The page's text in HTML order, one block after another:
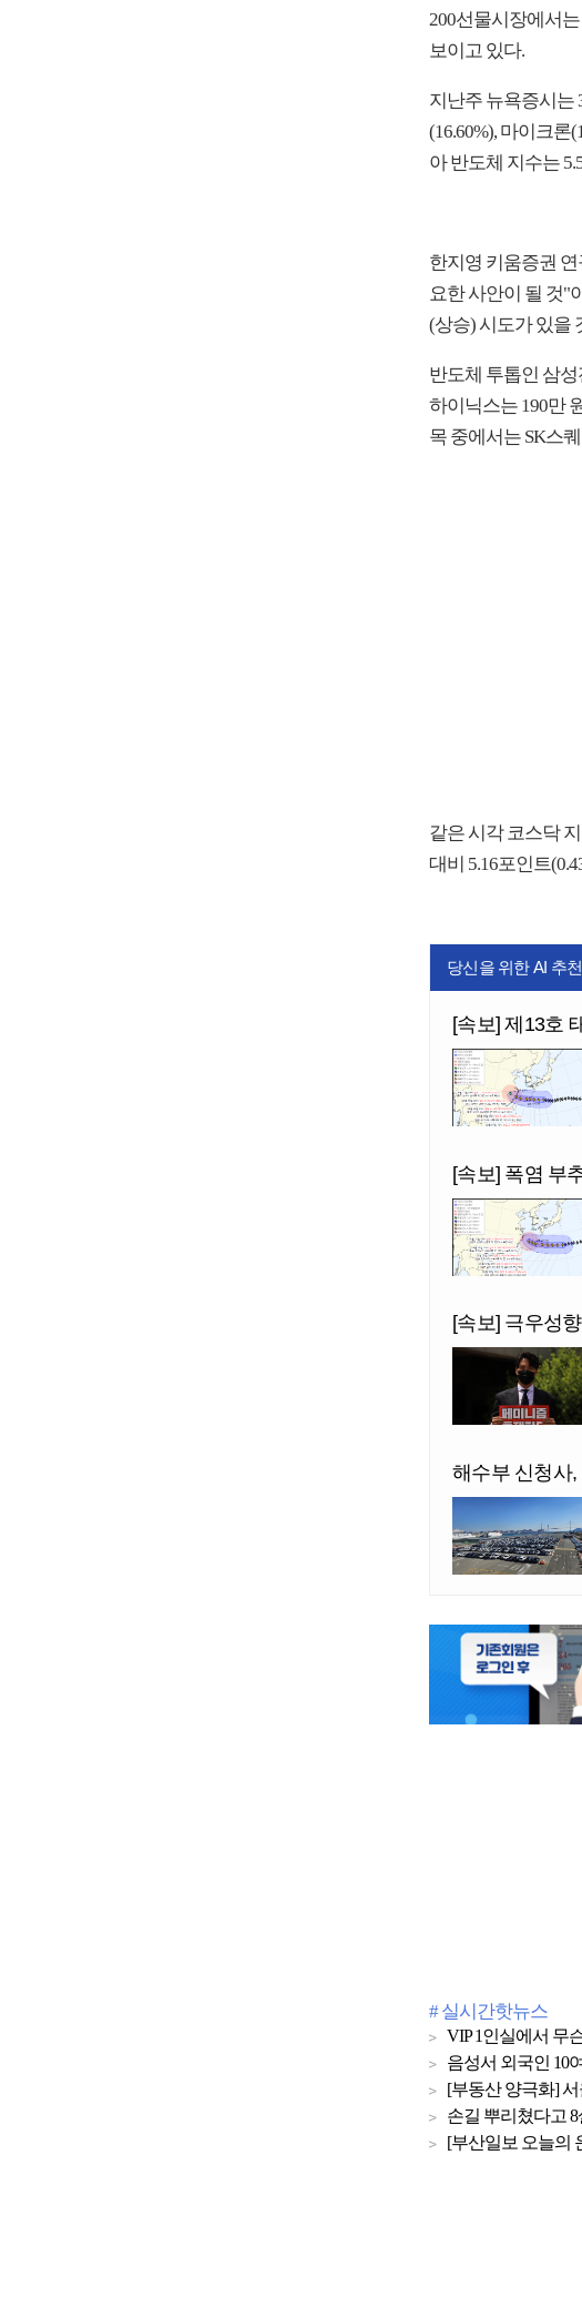
200선물시장에서
보이고 있다.
지난주 뉴욕증시는
(16.60%), 마이크론
아 반도체 지수는
한지영 키움증권
요한 사안이 될 것"
(상승) 시도가 있을
반도체 투톱인 삼
하이닉스는 190만
목 중에서는 SK스
같은 시각 코스닥
대비 5.16포인트
# 실시간핫뉴스
VIP 1인실에서 무
음성서 외국인 10
[부동산 양극화]
손길 뿌리쳤다고
[부산일보 오늘의